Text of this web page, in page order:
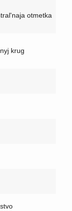
otmetka
krug